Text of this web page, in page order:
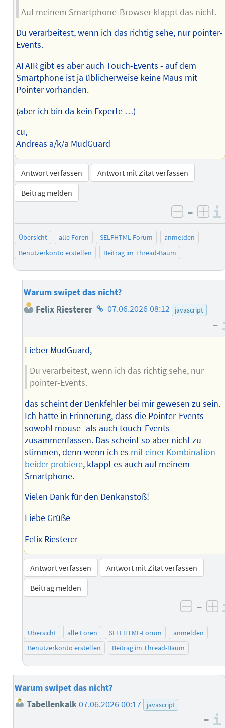
Auf meinem Smartphone-Browser klappt das nicht.
Du verarbeitest, wenn ich das richtig sehe, nur pointer-
Events.
AFAIR gibt es aber auch Touch-Events - auf dem
Smartphone ist ja üblicherweise keine Maus mit
Pointer vorhanden.
(aber ich bin da kein Experte …)
cu,
Andreas a/k/a MudGuard
Antwort verfassen
Antwort mit Zitat verfassen
Beitrag melden
negativ
–
Übersicht alle Foren SELFHTML-Forum
anmelden
Benutzerkonto erstellen
Beitrag im Thread-Baum
Warum swipet das nicht?
Felix Riesterer Homepage
Autors
07.06.2026 08:12 javascript
–
Lieber MudGuard,
Du verarbeitest, wenn ich das richtig sehe, nur
pointer-Events.
das scheint der Denkfehler bei mir gewesen zu sein.
Ich hatte in Erinnerung, dass die Pointer-Events
sowohl mouse- als auch touch-Events
zusammenfassen. Das scheint so aber nicht zu
stimmen, denn wenn ich es mit einer Kombination
beider probiere, klappt es auch auf meinem
Smartphone.
Vielen Dank für den Denkanstoß!
Liebe Grüße
Felix Riesterer
Antwort verfassen
Antwort mit Zitat verfassen
Beitrag melden
–
Übersicht alle Foren SELFHTML-Forum
anmelden
Benutzerkonto erstellen
Beitrag im Thread-Baum
Warum swipet das nicht?
Tabellenkalk07.06.2026 00:17 javascript
–